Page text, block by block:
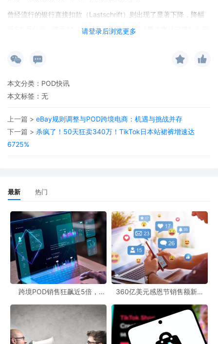
请登录后浏览更多
曾经流行的银行直接扣款（Lastschrift）则出现了显著下降，降幅
近3个百分点，降至14.4%。这一变化可能与消费者支付习惯的改变
快的支付方式，上升了1.4个百分点，达到13.7%，反映出消费者对
值得注意的是，Apple Pay以1.3%的占比首次独立列入排名，显示
卡各占0.6%，也在市场中占据了一定的份额。
对于POD跨境社区的卖家和POD资源网站的用户来说，了解德国电
本文分类： POD快讯
本文标签：无
上一篇 > eBay规则调整与POD跨境电商：机遇与挑战并存
下一篇 > 杀疯了！50天狂卖340万！TikTok日本站裙裤增速达
6725%
最新 热门
跨境POD销售狂飙近5倍，
360亿美元感恩节销售额新纪
新风潮！